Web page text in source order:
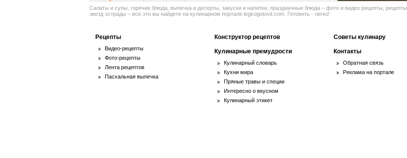
Салаты и супы, горячие блюда, выпечка и десерты, закуски и напитки, праздничные блюда – фото и видео рецепты, рецепты
звезд эстрады – все это вы найдете на кулинарном портале legkogotovit.com. Готовить - легко!
Рецепты
Видео-рецепты
Фото-рецепты
Лента рецептов
Пасхальная выпечка
Конструктор рецептов
Кулинарные премудрости
Кулинарный словарь
Кухни мира
Пряные травы и специи
Интересно о вкусном
Кулинарный этикет
Советы кулинару
Контакты
Обратная связь
Реклама на портале